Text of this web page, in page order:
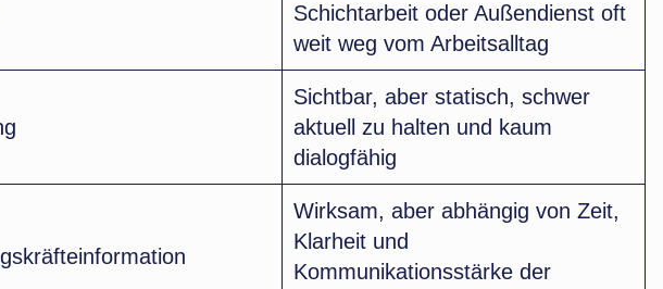
Schichtarbeit oder Außendienst oft
weit weg vom Arbeitsalltag
Sichtbar, aber statisch, schwer
aktuell zu halten und kaum
dialogfähig
Wirksam, aber abhängig von Zeit,
Klarheit und
Kommunikationsstärke der